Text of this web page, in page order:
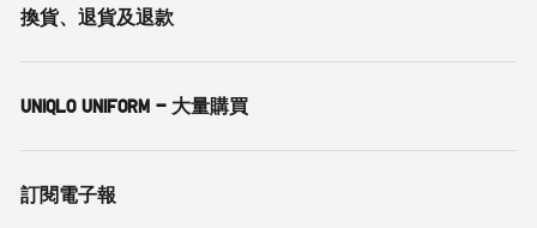
換貨、退貨及退款
UNIQLO UNIFORM - 大量購買
訂閱電子報